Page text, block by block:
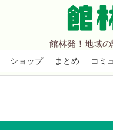
館
館林発！地域
ショップ まとめ コミ